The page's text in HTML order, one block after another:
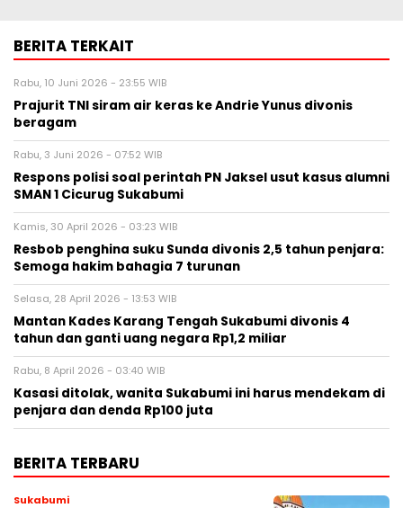
BERITA TERKAIT
Rabu, 10 Juni 2026 - 23:55 WIB
Prajurit TNI siram air keras ke Andrie Yunus divonis
beragam
Rabu, 3 Juni 2026 - 07:52 WIB
Respons polisi soal perintah PN Jaksel usut kasus alumni
SMAN 1 Cicurug Sukabumi
Kamis, 30 April 2026 - 03:23 WIB
Resbob penghina suku Sunda divonis 2,5 tahun penjara:
Semoga hakim bahagia 7 turunan
Selasa, 28 April 2026 - 13:53 WIB
Mantan Kades Karang Tengah Sukabumi divonis 4
tahun dan ganti uang negara Rp1,2 miliar
Rabu, 8 April 2026 - 03:40 WIB
Kasasi ditolak, wanita Sukabumi ini harus mendekam di
penjara dan denda Rp100 juta
BERITA TERBARU
Sukabumi